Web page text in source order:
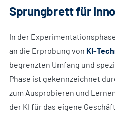
Sprungbrett für
In der
an die Erprobung von KI-
begrenzten Umfang und
Phase ist gekennzeichnet
zum Ausprobieren und
der KI für das eigene